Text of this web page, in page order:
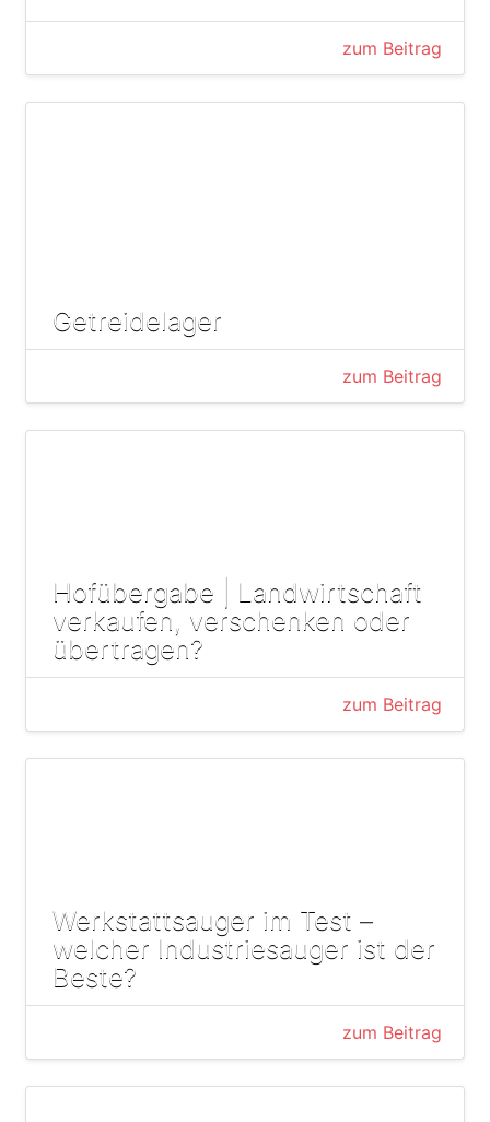
zum Beitrag
Getreidelager
zum Beitrag
Hofübergabe | Landwirtschaft
verkaufen, verschenken oder
übertragen?
zum Beitrag
Werkstattsauger im Test –
welcher Industriesauger ist der
Beste?
zum Beitrag